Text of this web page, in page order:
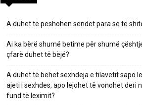
A duhet të peshohen sendet para se të
Ai ka bërë shumë betime për shumë
çfarë duhet të bëjë?
A duhet të bëhet sexhdeja e tilavetit sapo
ajeti i sexhdes, apo lejohet të vonohet deri
fund të leximit?